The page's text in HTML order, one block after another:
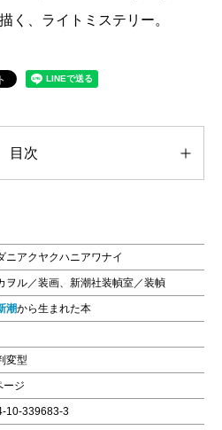
く、ライトミステリー。
目次
ニアクヤクハニアワナイ
ヲル／装画、新潮社装幀室／装幀
潮から生まれた本
変型
ージ
10-339683-3